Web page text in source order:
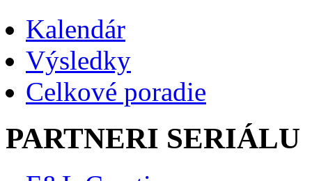
Kalendár
Výsledky
Celkové poradie
PARTNERI SERIÁLU